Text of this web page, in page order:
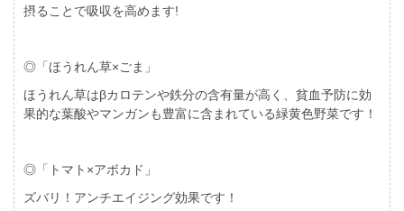
摂ることで吸収を高めます!
◎「ほうれん草×ごま」
ほうれん草はβカロテンや鉄分の含有量が高く、貧血予防に効
果的な葉酸やマンガンも豊富に含まれている緑黄色野菜です！
◎「トマト×アボカド」
ズバリ！アンチエイジング効果です！